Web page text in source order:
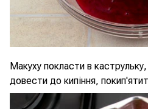
Макуху покласти в
довести до кипіння,